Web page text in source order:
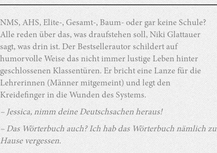
NMS, AHS, Elite-, Gesamt-, Baum- oder gar keine Schule?
Alle reden über das, was draufstehen soll, Niki Glattauer
sagt, was drin ist. Der Bestsellerautor schildert auf
humorvolle Weise das nicht immer lustige Leben hinter
geschlossenen Klassentüren. Er bricht eine Lanze für die
Lehrerinnen (Männer mitgemeint) und legt den
Kreidefinger in die Wunden des Systems.
– Jessica, nimm deine Deutschsachen heraus!
– Das Wörterbuch auch? Ich hab das Wörterbuch nämlich zu
Hause vergessen.